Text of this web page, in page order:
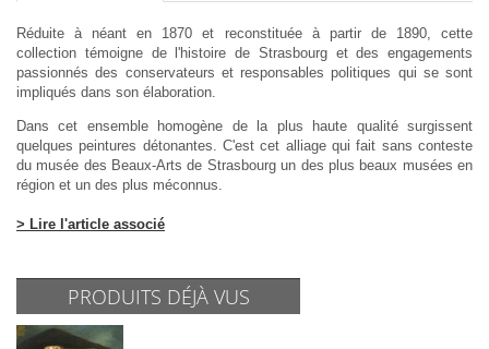
Réduite à néant en 1870 et reconstituée à partir de 1890, cette
collection témoigne de l'histoire de Strasbourg et des engagements
passionnés des conservateurs et responsables politiques qui se sont
impliqués dans son élaboration.
Dans cet ensemble homogène de la plus haute qualité surgissent
quelques peintures détonantes. C'est cet alliage qui fait sans conteste
du musée des Beaux-Arts de Strasbourg un des plus beaux musées en
région et un des plus méconnus.
> Lire l'article associé
PRODUITS DÉJÀ VUS